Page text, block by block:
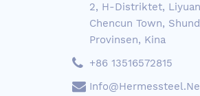
2, H-Distriktet,
Chencun Town,
Provinsen, Kina
+86 13516572815